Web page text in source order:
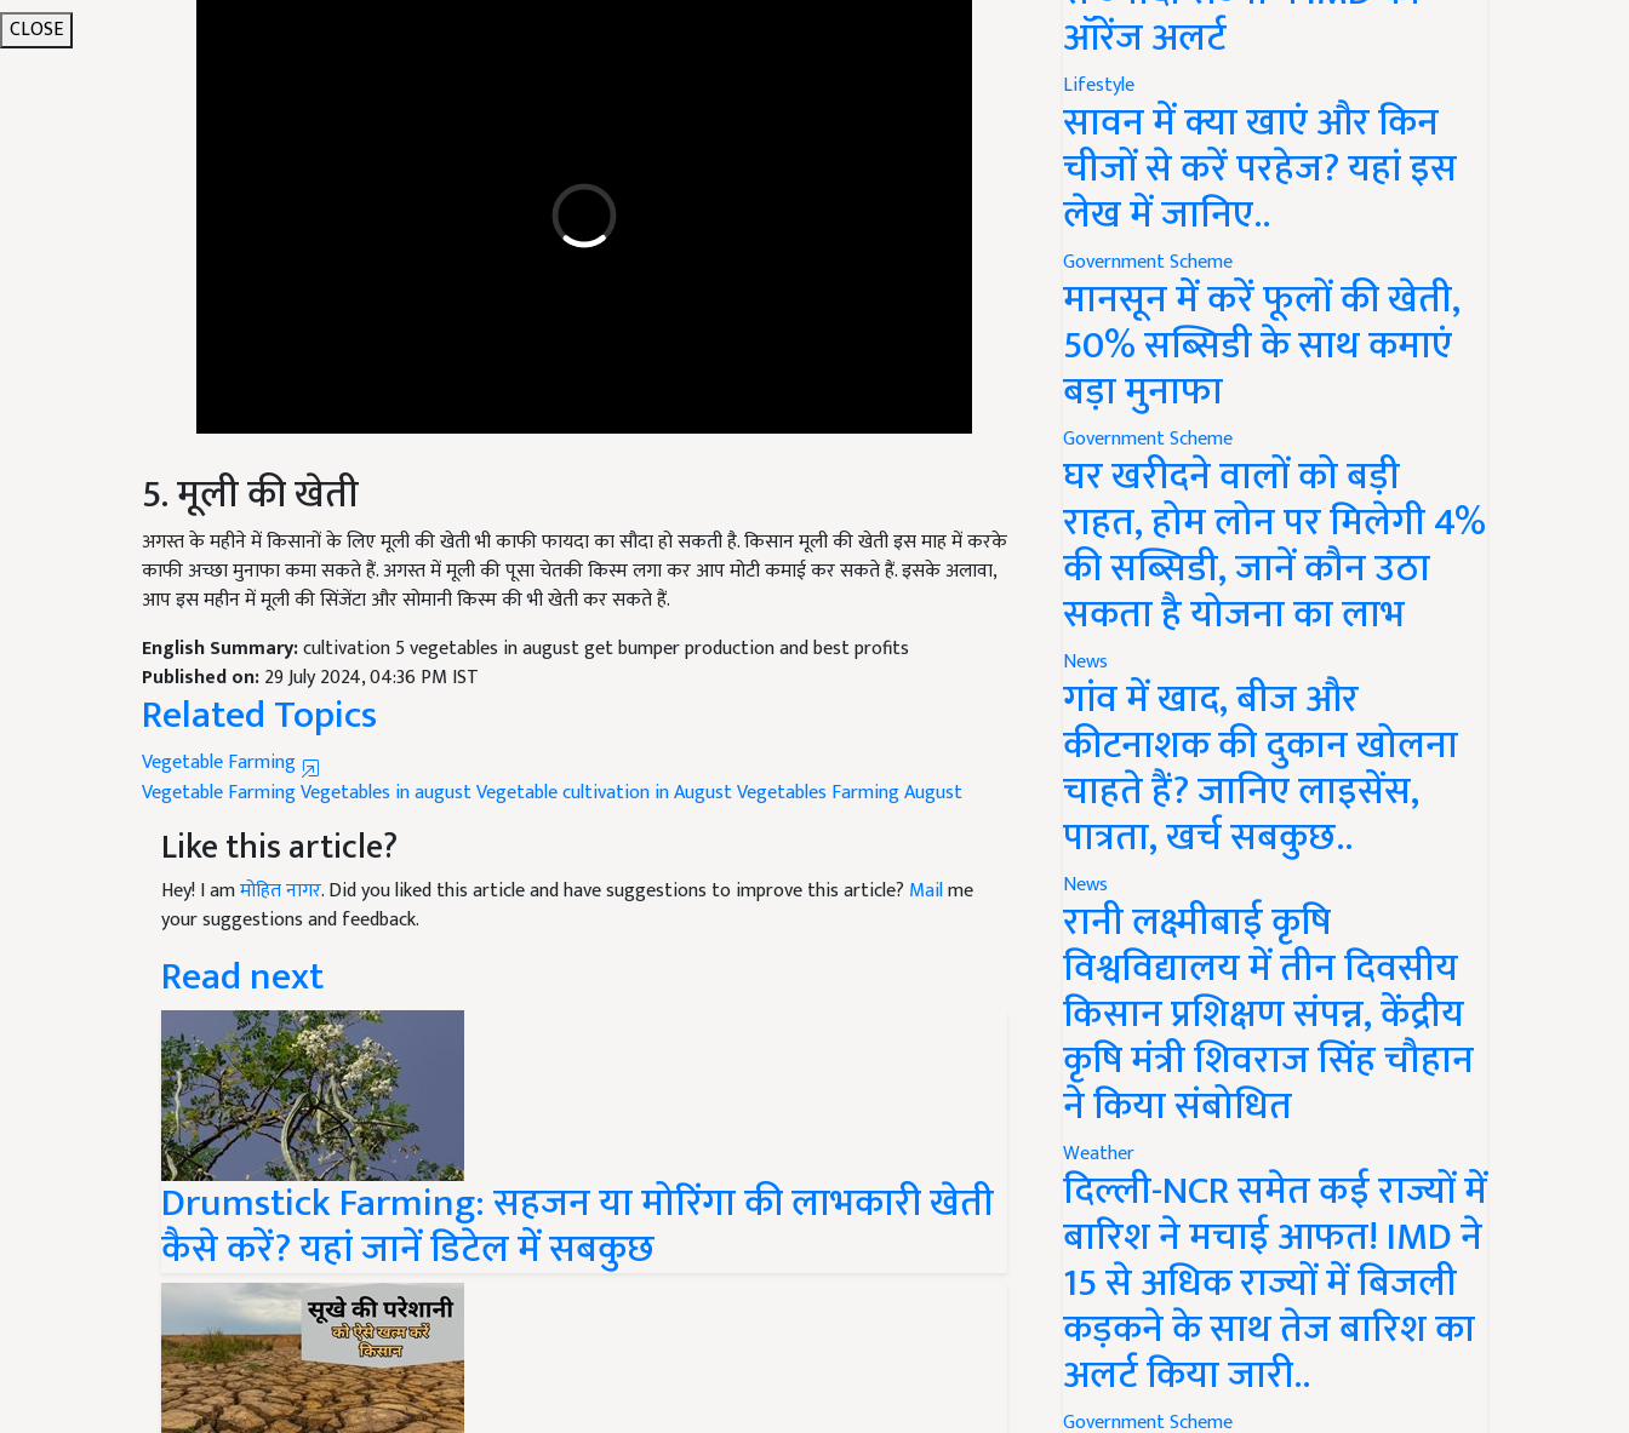
CLOSE
5. मूली की खेती
अगस्त के महीने में किसानों के लिए मूली की खेती भी काफी फायदा का सौदा हो सकती है. किसान मूली की खेती इस माह में करके
काफी अच्छा मुनाफा कमा सकते हैं. अगस्त में मूली की पूसा चेतकी किस्म लगा कर आप मोटी कमाई कर सकते हैं. इसके अलावा,
आप इस महीन में मूली की सिंजेंटा और सोमानी किस्म की भी खेती कर सकते हैं.
English Summary:
Published on:29 July 2024, 04:36 PM IST
Related Topics
Vegetable Farming
Vegetable Farming Vegetables in august
Like this article?
Hey! I amमोहित नागर . Did you liked this article and have suggestions to improve this article?
your suggestions and feedback.
Read next
Drumstick Farming: सहजन या मोरिंगा की लाभकारी खेती
कैसे करें? यहां जानें डिटेल में सबकुछ
ऑरेंज अलर्ट
Lifestyle
सावन में क्या खाएं और किन
चीजों से करें परहेज? यहां इस
लेख में जानिए..
Government Scheme
मानसून में करें फूलों की खेती,
50% सब्सिडी के साथ कमाएं
बड़ा मुनाफा
Government Scheme
घर खरीदने वालों को बड़ी
राहत, होम लोन पर मिलेगी 4%
की सब्सिडी, जानें कौन उठा
सकता है योजना का लाभ
News
गांव में खाद, बीज और
कीटनाशक की दुकान खोलना
चाहते हैं? जानिए लाइसेंस,
पात्रता, खर्च सबकुछ..
News
रानी लक्ष्मीबाई कृषि
विश्वविद्यालय में तीन दिवसीय
किसान प्रशिक्षण संपन्न, केंद्रीय
कृषि मंत्री शिवराज सिंह चौहान
ने किया संबोधित
Weather
दिल्ली-NCR समेत कई राज्यों में
बारिश ने मचाई आफत! IMD ने
15 से अधिक राज्यों में बिजली
कड़कने के साथ तेज बारिश का
अलर्ट किया जारी..
Government Scheme